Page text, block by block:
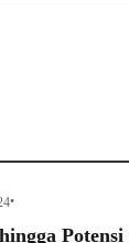
•
Potensi